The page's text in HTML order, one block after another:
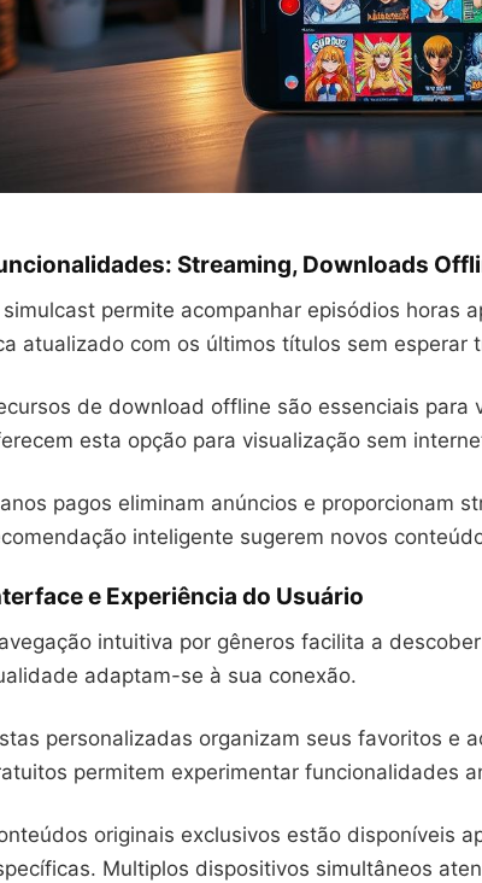
Streaming, Downloads
simulcast permite acompanhar episódios horas
atualizado com os últimos títulos sem esperar
de download offline são essenciais para
esta opção para visualização sem
pagos eliminam anúncios e proporcionam
inteligente sugerem novos
e Experiência do Usuário
intuitiva por gêneros facilita a
adaptam-se à sua conexão.
personalizadas organizam seus favoritos e
permitem experimentar funcionalidades
originais exclusivos estão disponíveis
Multiplos dispositivos simultâneos